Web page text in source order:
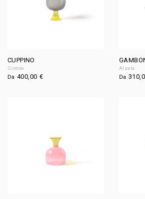
CUPPINO
Ciotola
Da400,00 €
Alzata
Da